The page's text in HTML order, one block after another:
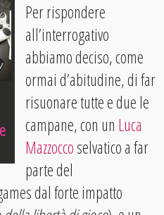
Per rispondere
all’interrogativo
abbiamo deciso, come
ormai d’abitudine, di far
risuonare tutte e due le
campane, con un Luca
Mazzoccoselvatico a far
parte del
dal forte impatto